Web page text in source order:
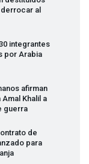
al
integrantes
por Arabia
afirman
Khalil a
guerra
de
para